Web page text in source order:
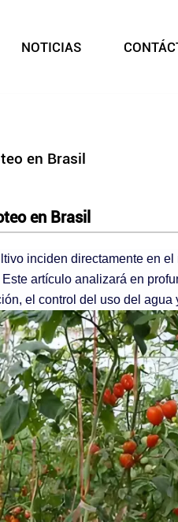
NOTICIAS
en Brasil
en Brasil
inciden directamente en
artículo analizará en
el control del uso del agua